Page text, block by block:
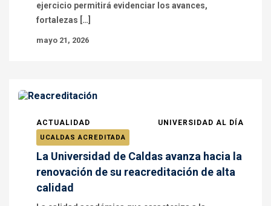
ejercicio permitirá evidenciar los avances,
fortalezas […]
mayo 21, 2026
ACTUALIDAD UNIVERSIDAD AL DÍA
UCALDAS ACREDITADA
La Universidad de Caldas avanza hacia la
renovación de su reacreditación de alta
calidad